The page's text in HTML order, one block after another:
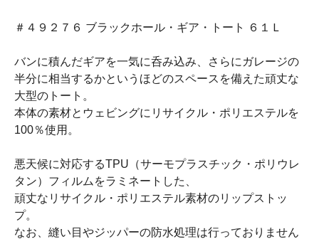
＃４９２７６ ブラックホール・ギア・トート ６１Ｌ
バンに積んだギアを一気に呑み込み、さらにガレージの
半分に相当するかというほどのスペースを備えた頑丈な
大型のトート。
本体の素材とウェビングにリサイクル・ポリエステルを
100％使用。
悪天候に対応するTPU（サーモプラスチック・ポリウレ
タン）フィルムをラミネートした、
頑丈なリサイクル・ポリエステル素材のリップストッ
プ。
なお、縫い目やジッパーの防水処理は行っておりません